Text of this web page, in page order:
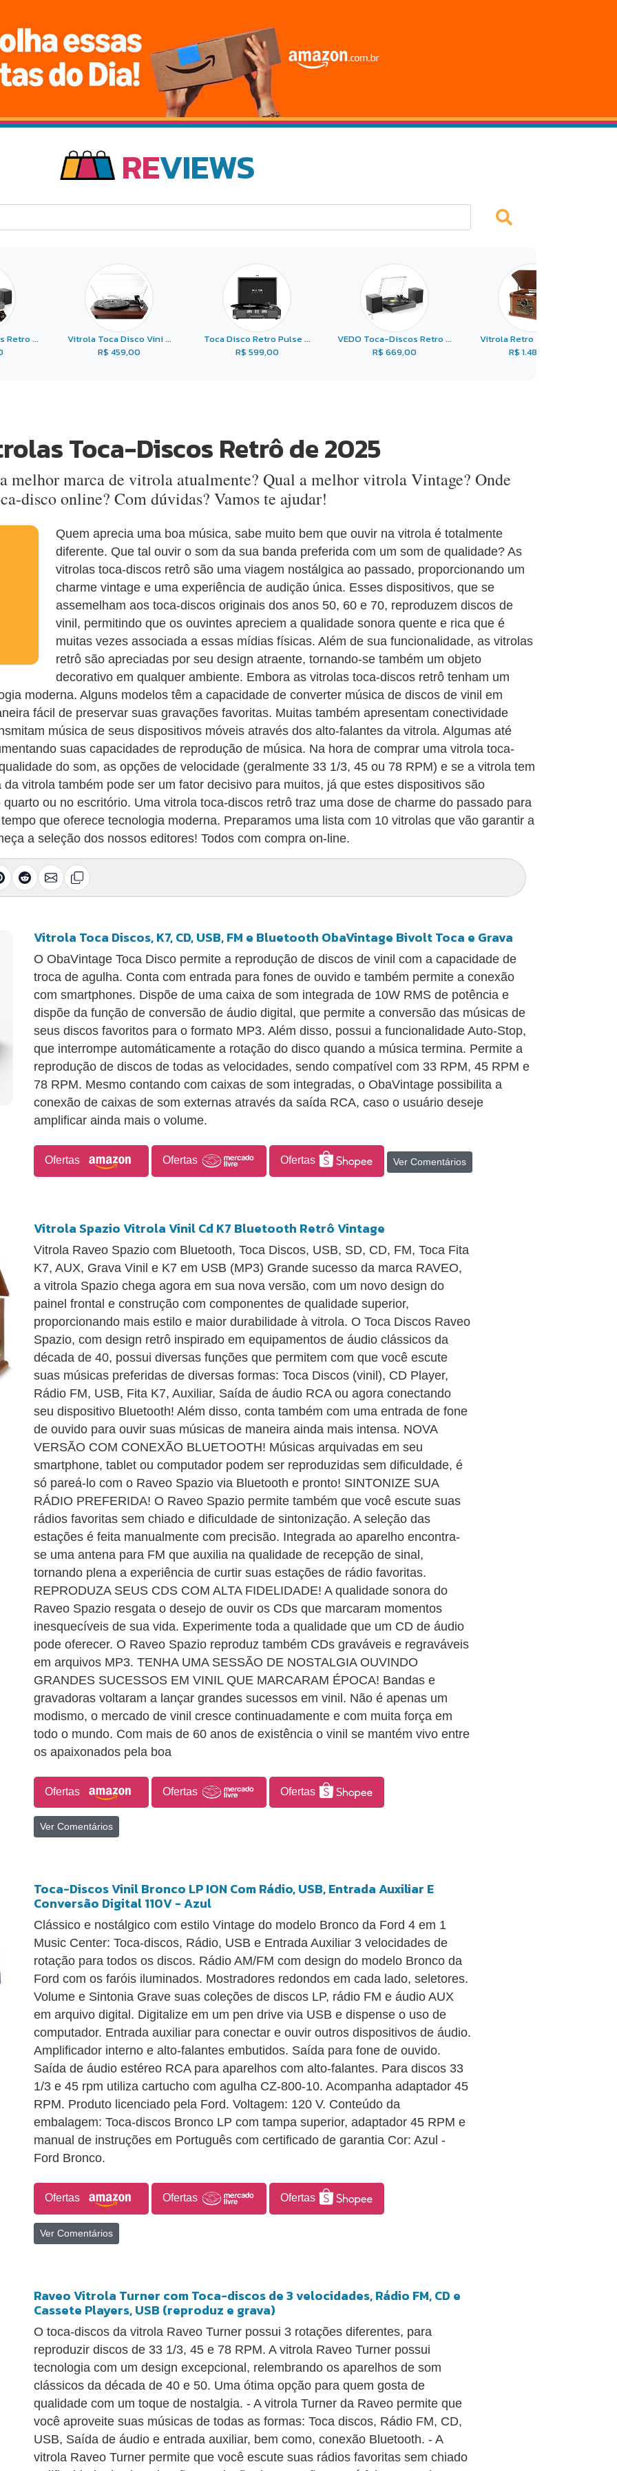
REVIEWS
Retro ...
Vitrola Toca Disco Vini ...
R$ 459,00
Toca Disco Retro Pulse ...
R$ 599,00
VEDO Toca-Discos Retro ...
R$ 669,00
Vitrola Retro Toca Disc ...
R$ 1.485,00
Toca-Discos Retrô de 2025
melhor marca de vitrola atualmente? Qual a melhor vitrola Vintage? Onde
disco online? Com dúvidas? Vamos te ajudar!
Quem aprecia uma boa música, sabe muito bem que ouvir na vitrola é totalmente
diferente. Que tal ouvir o som da sua banda preferida com um som de qualidade? As
vitrolas toca-discos retrô são uma viagem nostálgica ao passado, proporcionando um
charme vintage e uma experiência de audição única. Esses dispositivos, que se
assemelham aos toca-discos originais dos anos 50, 60 e 70, reproduzem discos de
vinil, permitindo que os ouvintes apreciem a qualidade sonora quente e rica que é
muitas vezes associada a essas mídias físicas. Além de sua funcionalidade, as vitrolas
retrô são apreciadas por seu design atraente, tornando-se também um objeto
decorativo em qualquer ambiente. Embora as vitrolas toca-discos retrô tenham um
moderna. Alguns modelos têm a capacidade de converter música de discos de vinil em
fácil de preservar suas gravações favoritas. Muitas também apresentam conectividade
música de seus dispositivos móveis através dos alto-falantes da vitrola. Algumas até
suas capacidades de reprodução de música. Na hora de comprar uma vitrola toca-
do som, as opções de velocidade (geralmente 33 1/3, 45 ou 78 RPM) e se a vitrola tem
vitrola também pode ser um fator decisivo para muitos, já que estes dispositivos são
ou no escritório. Uma vitrola toca-discos retrô traz uma dose de charme do passado para
que oferece tecnologia moderna. Preparamos uma lista com 10 vitrolas que vão garantir a
a seleção dos nossos editores! Todos com compra on-line.
Vitrola Toca Discos, K7, CD, USB, FM e Bluetooth ObaVintage Bivolt Toca e Grava
O ObaVintage Toca Disco permite a reprodução de discos de vinil com a capacidade de
troca de agulha. Conta com entrada para fones de ouvido e também permite a conexão
com smartphones. Dispõe de uma caixa de som integrada de 10W RMS de potência e
dispõe da função de conversão de áudio digital, que permite a conversão das músicas de
seus discos favoritos para o formato MP3. Além disso, possui a funcionalidade Auto-Stop,
que interrompe automáticamente a rotação do disco quando a música termina. Permite a
reprodução de discos de todas as velocidades, sendo compatível com 33 RPM, 45 RPM e
78 RPM. Mesmo contando com caixas de som integradas, o ObaVintage possibilita a
conexão de caixas de som externas através da saída RCA, caso o usuário deseje
amplificar ainda mais o volume.
Ofertas Ofertas Ofertas Ver Comentários
Vitrola Spazio Vitrola Vinil Cd K7 Bluetooth Retrô Vintage
Vitrola Raveo Spazio com Bluetooth, Toca Discos, USB, SD, CD, FM, Toca Fita
K7, AUX, Grava Vinil e K7 em USB (MP3) Grande sucesso da marca RAVEO,
a vitrola Spazio chega agora em sua nova versão, com um novo design do
painel frontal e construção com componentes de qualidade superior,
proporcionando mais estilo e maior durabilidade à vitrola. O Toca Discos Raveo
Spazio, com design retrô inspirado em equipamentos de áudio clássicos da
década de 40, possui diversas funções que permitem com que você escute
suas músicas preferidas de diversas formas: Toca Discos (vinil), CD Player,
Rádio FM, USB, Fita K7, Auxiliar, Saída de áudio RCA ou agora conectando
seu dispositivo Bluetooth! Além disso, conta também com uma entrada de fone
de ouvido para ouvir suas músicas de maneira ainda mais intensa. NOVA
VERSÃO COM CONEXÃO BLUETOOTH! Músicas arquivadas em seu
smartphone, tablet ou computador podem ser reproduzidas sem dificuldade, é
só pareá-lo com o Raveo Spazio via Bluetooth e pronto! SINTONIZE SUA
RÁDIO PREFERIDA! O Raveo Spazio permite também que você escute suas
rádios favoritas sem chiado e dificuldade de sintonização. A seleção das
estações é feita manualmente com precisão. Integrada ao aparelho encontra-
se uma antena para FM que auxilia na qualidade de recepção de sinal,
tornando plena a experiência de curtir suas estações de rádio favoritas.
REPRODUZA SEUS CDS COM ALTA FIDELIDADE! A qualidade sonora do
Raveo Spazio resgata o desejo de ouvir os CDs que marcaram momentos
inesquecíveis de sua vida. Experimente toda a qualidade que um CD de áudio
pode oferecer. O Raveo Spazio reproduz também CDs graváveis e regraváveis
em arquivos MP3. TENHA UMA SESSÃO DE NOSTALGIA OUVINDO
GRANDES SUCESSOS EM VINIL QUE MARCARAM ÉPOCA! Bandas e
gravadoras voltaram a lançar grandes sucessos em vinil. Não é apenas um
modismo, o mercado de vinil cresce continuadamente e com muita força em
todo o mundo. Com mais de 60 anos de existência o vinil se mantém vivo entre
os apaixonados pela boa
Ofertas Ofertas Ofertas
Ver Comentários
Toca-Discos Vinil Bronco LP ION Com Rádio, USB, Entrada Auxiliar E
Conversão Digital 110V - Azul
Clássico e nostálgico com estilo Vintage do modelo Bronco da Ford 4 em 1
Music Center: Toca-discos, Rádio, USB e Entrada Auxiliar 3 velocidades de
rotação para todos os discos. Rádio AM/FM com design do modelo Bronco da
Ford com os faróis iluminados. Mostradores redondos em cada lado, seletores.
Volume e Sintonia Grave suas coleções de discos LP, rádio FM e áudio AUX
em arquivo digital. Digitalize em um pen drive via USB e dispense o uso de
computador. Entrada auxiliar para conectar e ouvir outros dispositivos de áudio.
Amplificador interno e alto-falantes embutidos. Saída para fone de ouvido.
Saída de áudio estéreo RCA para aparelhos com alto-falantes. Para discos 33
1/3 e 45 rpm utiliza cartucho com agulha CZ-800-10. Acompanha adaptador 45
RPM. Produto licenciado pela Ford. Voltagem: 120 V. Conteúdo da
embalagem: Toca-discos Bronco LP com tampa superior, adaptador 45 RPM e
manual de instruções em Português com certificado de garantia Cor: Azul -
Ford Bronco.
Ofertas Ofertas Ofertas
Ver Comentários
Raveo Vitrola Turner com Toca-discos de 3 velocidades, Rádio FM, CD e
Cassete Players, USB (reproduz e grava)
O toca-discos da vitrola Raveo Turner possui 3 rotações diferentes, para
reproduzir discos de 33 1/3, 45 e 78 RPM. A vitrola Raveo Turner possui
tecnologia com um design excepcional, relembrando os aparelhos de som
clássicos da década de 40 e 50. Uma ótima opção para quem gosta de
qualidade com um toque de nostalgia. - A vitrola Turner da Raveo permite que
você aproveite suas músicas de todas as formas: Toca discos, Rádio FM, CD,
USB, Saída de áudio e entrada auxiliar, bem como, conexão Bluetooth. - A
vitrola Raveo Turner permite que você escute suas rádios favoritas sem chiado